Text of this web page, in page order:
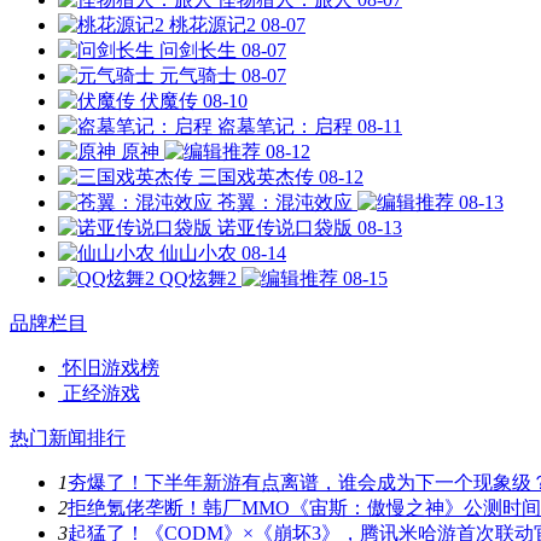
桃花源记2 08-07
问剑长生 08-07
元气骑士 08-07
伏魔传 08-10
盗墓笔记：启程 08-11
原神
08-12
三国戏英杰传 08-12
苍翼：混沌效应
08-13
诺亚传说口袋版 08-13
仙山小农 08-14
QQ炫舞2
08-15
品牌栏目
怀旧游戏榜
正经游戏
热门新闻排行
1夯爆了！下半年新游有点离谱，谁会成为下一个现象级
2拒绝氪佬垄断！韩厂MMO《宙斯：傲慢之神》公测时间
3起猛了！《CODM》×《崩坏3》，腾讯米哈游首次联动